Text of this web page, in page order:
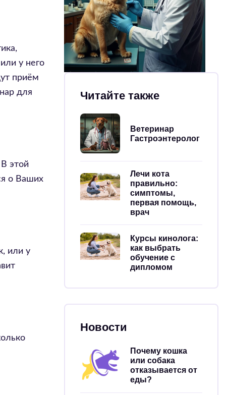
у него
приём
для
этой
о Ваших
или у
Читайте также
Ветеринар
Гастроэнтеролог
Лечи кота
правильно:
симптомы,
первая помощь,
врач
Курсы кинолога:
как выбрать
обучение с
дипломом
Новости
Почему кошка
или собака
отказывается от
еды?